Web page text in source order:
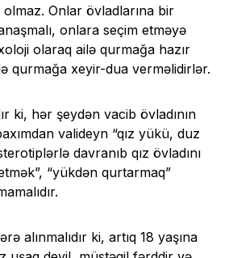
Onlar övladlarına bir
onlara seçim etməyə
olaraq ailə qurmağa hazır
qurmağa xeyir-dua verməlidirlər.
ki, hər şeydən vacib övladının
valideyn “qız yükü, duz
davranıb qız övladını
“yükdən qurtarmaq”
alınmalıdır ki, artıq 18 yaşına